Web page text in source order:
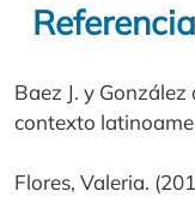
Baez J. y
contexto
Flores, Valeria.